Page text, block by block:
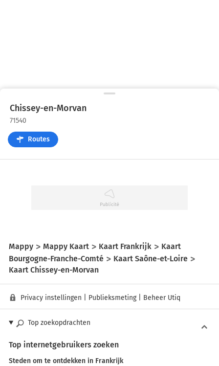
Chissey-en-Morvan
71540
Routes
Mappy Mappy Kaart Kaart Frankrijk
Kaart
Bourgogne-Franche-Comté
Kaart Saône-et-Loire
Kaart Chissey-en-Morvan
Privacy instellingen Publieksmeting| Beheer Utiq
Top zoekopdrachten
Top internetgebruikers zoeken
Steden om te ontdekken in Frankrijk